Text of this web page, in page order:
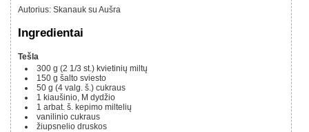
Autorius: Skanauk su Aušra
Ingredientai
Tešla
300 g (2 1/3 st.) kvietinių miltų
150 g šalto sviesto
50 g (4 valg. š.) cukraus
1 kiaušinio, M dydžio
1 arbat. š. kepimo miltelių
vanilinio cukraus
žiupsnelio druskos